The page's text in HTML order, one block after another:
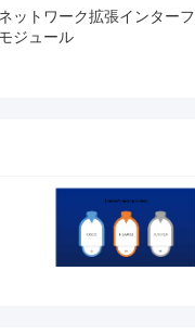
ットワーク拡張インターフ
ジュール